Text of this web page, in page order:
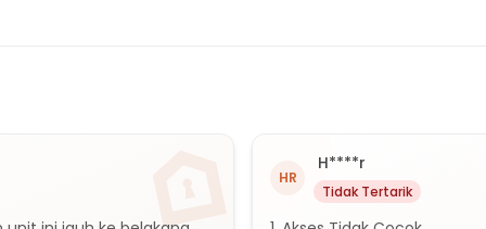
HR
H****r
Tidak Tertarik